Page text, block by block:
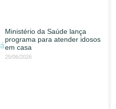
Ministério da Saúde lança
programa para atender idosos
em casa
25/06/2026